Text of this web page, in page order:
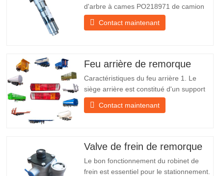
d'arbre à cames PO218971 de camion
chinois à vendre Caractéristiques Produit
Pièces de rechange pour remorque
expédition À propos de nous Chengda
Group est un fabricant chinois de…
Contact maintenant
Feu arrière de remorque
Caractéristiques du feu arrière 1. Le
siège arrière est constitué d'un support
en fer, beaucoup plus résistant que
d'autres matériaux. Des vis et des écrous
l'abat-jour pour mieux protéger l'abat-jour
Contact maintenant
Valve de frein de remorque
Le bon fonctionnement du robinet de
frein est essentiel pour le stationnement.